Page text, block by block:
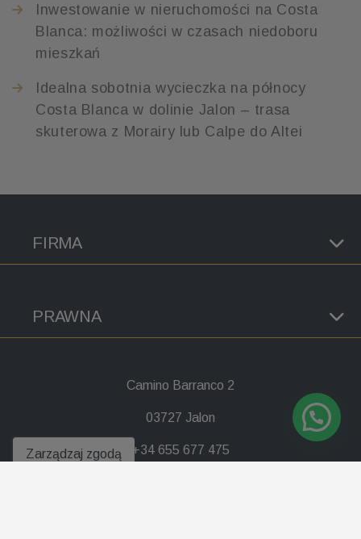
Inwestowanie w nieruchomości na Costa
Blanca: możliwości w czasach niedoboru
mieszkań
​Idealna sobotnia wycieczka na północy
Costa Blanca w dolinie Jalon – trasa
skuterowa z Morairy lub Calpe do Altei
FIRMA
PRAWNA
Camino Barranco 2
03727 Jalon
+34 655 677 475
Zarządzaj zgodą